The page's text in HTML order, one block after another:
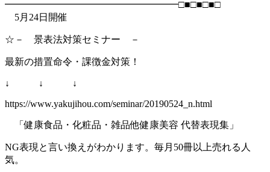
━━━━━━━━━━━━━━━━━━□■□■□■□
5月24日開催
☆－ 景表法対策セミナー －
最新の措置命令・課徴金対策！
↓ ↓ ↓
https://www.yakujihou.com/seminar/20190524_n.html
「健康食品・化粧品・雑品他健康美容 代替表現集」
NG表現と言い換えがわかります。毎月50冊以上売れる人
気。